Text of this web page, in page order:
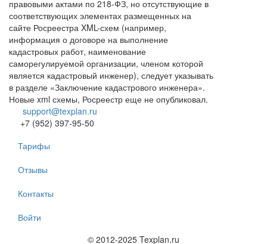
правовыми актами по 218-ФЗ, но отсутствующие в
соответствующих элементах размещенных на
сайте Росреестра XML-схем (например,
информация о договоре на выполнение
кадастровых работ, наименование
саморегулируемой организации, членом которой
является кадастровый инженер), следует указывать
в разделе «Заключение кадастрового инженера».
Новые xml схемы, Росреестр еще не опубликовал.
support@texplan.ru
+7 (952) 397-95-50
Тарифы
Отзывы
Контакты
Войти
© 2012-2025 Texplan.ru